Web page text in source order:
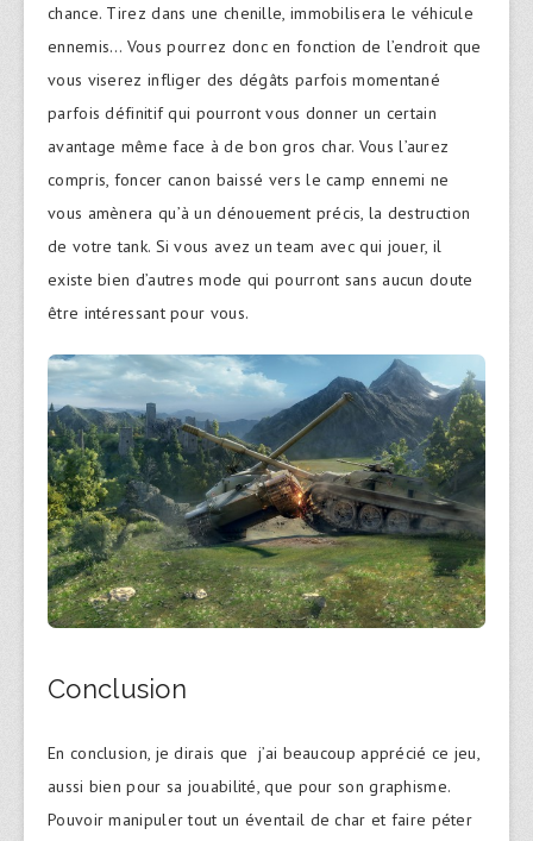
chance. Tirez dans une chenille, immobilisera le véhicule
ennemis… Vous pourrez donc en fonction de l’endroit que
vous viserez infliger des dégâts parfois momentané
parfois définitif qui pourront vous donner un certain
avantage même face à de bon gros char. Vous l’aurez
compris, foncer canon baissé vers le camp ennemi ne
vous amènera qu’à un dénouement précis, la destruction
de votre tank. Si vous avez un team avec qui jouer, il
existe bien d’autres mode qui pourront sans aucun doute
être intéressant pour vous.
Conclusion
En conclusion, je dirais que j’ai beaucoup apprécié ce jeu,
aussi bien pour sa jouabilité, que pour son graphisme.
Pouvoir manipuler tout un éventail de char et faire péter